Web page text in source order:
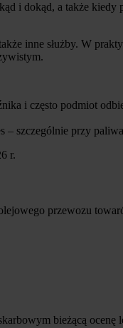
i dokąd, a także
inne służby. W
i często podmiot
szczególnie przy
r.
przewozu
bieżącą ocenę